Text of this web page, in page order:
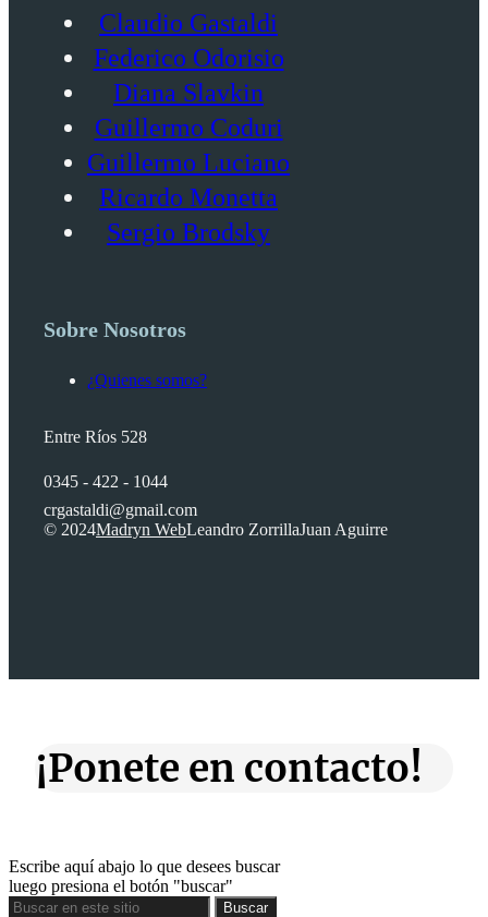
Claudio Gastaldi
Federico Odorisio
Diana Slavkin
Guillermo Coduri
Guillermo Luciano
Ricardo Monetta
Sergio Brodsky
Sobre Nosotros
¿Quienes somos?
Entre Ríos 528
0345 - 422 - 1044
crgastaldi@gmail.com
© 2024Madryn WebLeandro ZorrillaJuan Aguirre
¡Ponete en contacto!
Escribe aquí abajo lo que desees buscar
luego presiona el botón "buscar"
Buscar
Buscar